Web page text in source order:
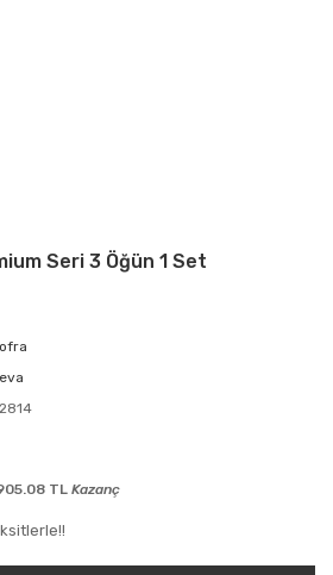
Seri 3 Öğün 1 Set
TL Kazanç